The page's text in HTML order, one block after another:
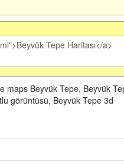
maps Beyvük Tepe, Beyvük
görüntüsü, Beyvük Tepe 3d